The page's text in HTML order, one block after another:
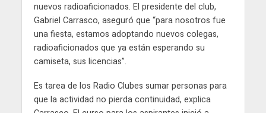
nuevos radioaficionados. El presidente del club,
Gabriel Carrasco, aseguró que “para nosotros fue
una fiesta, estamos adoptando nuevos colegas,
radioaficionados que ya están esperando su
camiseta, sus licencias”.
Es tarea de los Radio Clubes sumar personas para
que la actividad no pierda continuidad, explica